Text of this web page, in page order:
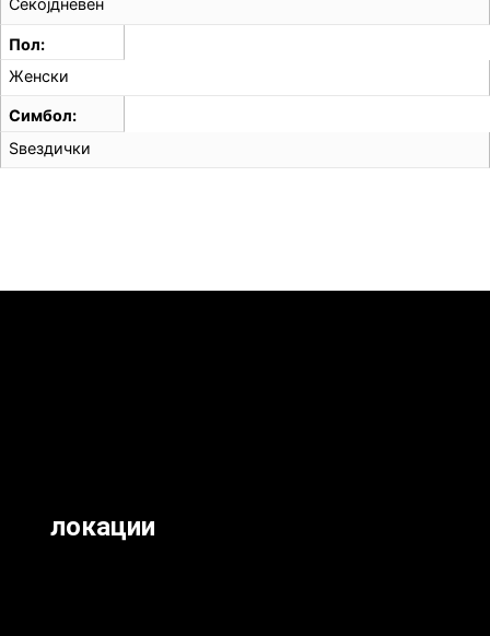
Секојдневен
Пол
Женски
Симбол
Ѕвездички
локации